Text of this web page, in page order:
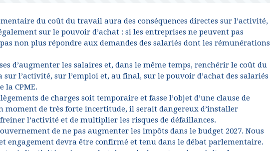
du coût du travail aura des conséquences directes sur l’activité,
sur le pouvoir d’achat : si les entreprises ne peuvent pas
non plus répondre aux demandes des salariés dont les rémunérations
d’augmenter les salaires et, dans le même temps, renchérir le coût du
sur l’activité, sur l’emploi et, au final, sur le pouvoir d’achat des salariés
la CPME.
de charges soit temporaire et fasse l’objet d’une clause de
moment de très forte incertitude, il serait dangereux d’installer
l’activité et de multiplier les risques de défaillances.
de ne pas augmenter les impôts dans le budget 2027. Nous
engagement devra être confirmé et tenu dans le débat parlementaire.